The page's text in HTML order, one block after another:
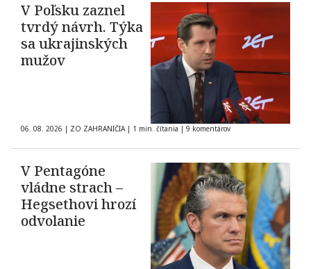
V Poľsku zaznel
tvrdý návrh. Týka
sa ukrajinských
mužov
06. 08. 2026 | ZO ZAHRANIČIA | 1 min. čítania | 9 komentárov
V Pentagóne
vládne strach –
Hegsethovi hrozí
odvolanie